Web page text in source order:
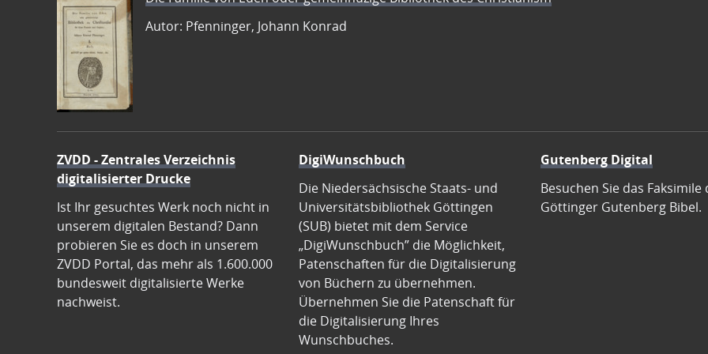
Autor: Pfenninger, Johann Konrad
ZVDD - Zentrales Verzeichnis
digitalisierter Drucke
Ist Ihr gesuchtes Werk noch nicht in
unserem digitalen Bestand? Dann
probieren Sie es doch in unserem
ZVDD Portal, das mehr als 1.600.000
bundesweit digitalisierte Werke
nachweist.
DigiWunschbuch
Die Niedersächsische Staats- und
Universitätsbibliothek Göttingen
(SUB) bietet mit dem Service
„DigiWunschbuch” die Möglichkeit,
Patenschaften für die Digitalisierung
von Büchern zu übernehmen.
Übernehmen Sie die Patenschaft für
die Digitalisierung Ihres
Wunschbuches.
Gutenberg Digital
Besuchen Sie das Faksimile
Göttinger Gutenberg Bibel.